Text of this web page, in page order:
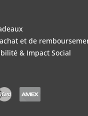
et de
& Impact Social